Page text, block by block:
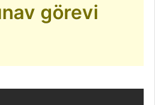
görevi